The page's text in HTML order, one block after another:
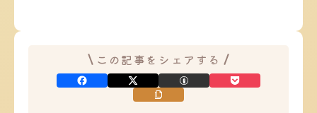
この記事をシェアする